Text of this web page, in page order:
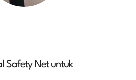
Safety Net untuk